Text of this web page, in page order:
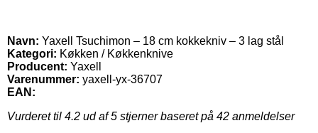
Navn: Yaxell Tsuchimon – 18 cm kokkekniv – 3 lag stål
Kategori: Køkken / Køkkenknive
Producent: Yaxell
Varenummer: yaxell-yx-36707
EAN:
Vurderet til 4.2 ud af 5 stjerner baseret på 42 anmeldelser